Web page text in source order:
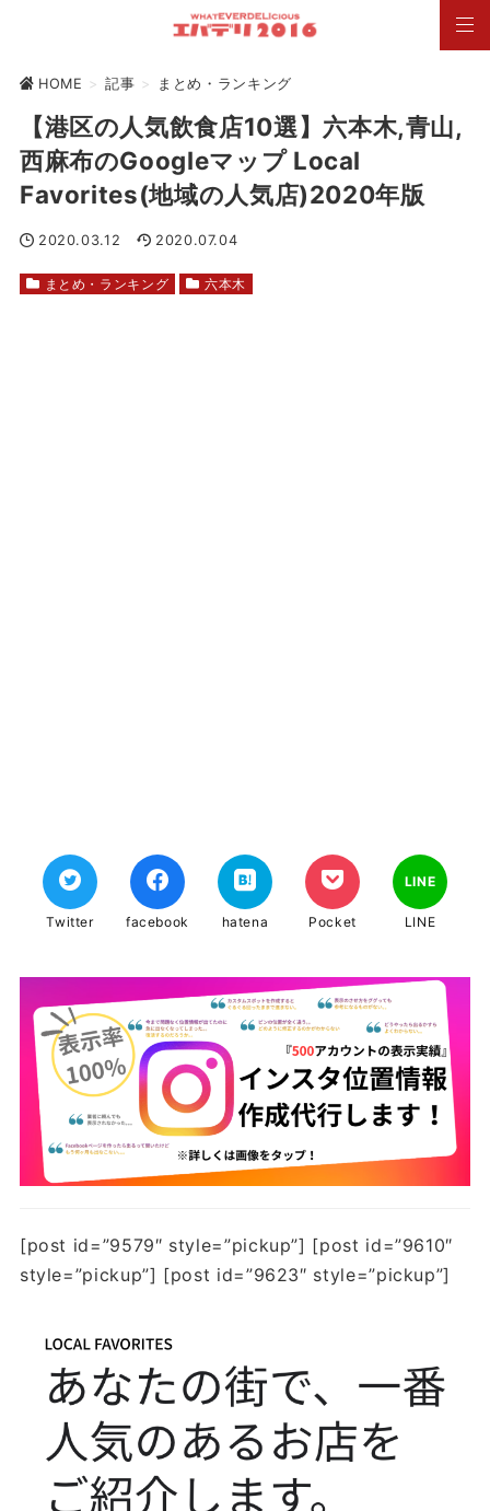
HOME > 記事 > まとめ・ランキング
【港区の人気飲食店10選】六本木,青山,
西麻布のGoogleマップ Local
Favorites(地域の人気店)2020年版
2020.03.12 2020.07.04
まとめ・ランキング 六本木
Twitter facebook hatena Pocket
LINE
LINE
[post id=”9579″ style=”pickup”] [post id=”9610″
style=”pickup”] [post id=”9623″ style=”pickup”]